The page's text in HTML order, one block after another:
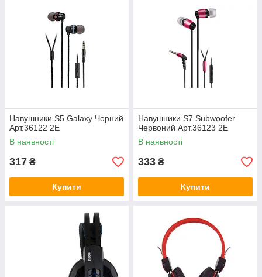
Навушники S5 Galaxy Чорний
Арт.36122 2E
В наявності
317 ₴
Купити
Навушники S7 Subwoofer
Червоний Арт.36123 2E
В наявності
333 ₴
Купити